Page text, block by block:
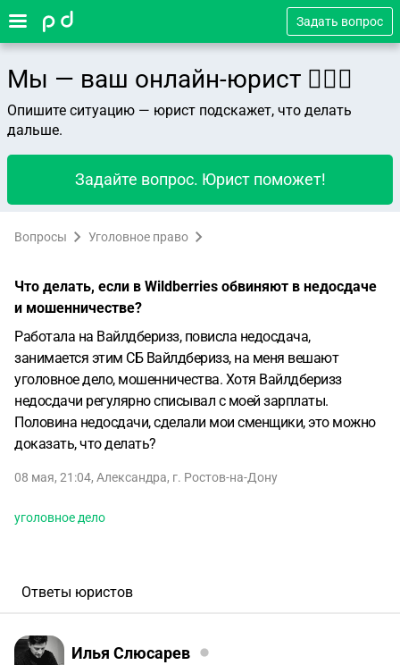
Задать вопрос
Мы — ваш онлайн-юрист 👨🏻‍⚖️
Опишите ситуацию — юрист подскажет, что делать
дальше.
Задайте вопрос. Юрист поможет!
Вопросы Уголовное право
Что делать, если в Wildberries обвиняют в недосдаче
и мошенничестве?
Работала на Вайлдберизз, повисла недосдача,
занимается этим СБ Вайлдберизз, на меня вешают
уголовное дело, мошенничества. Хотя Вайлдберизз
недосдачи регулярно списывал с моей зарплаты.
Половина недосдачи, сделали мои сменщики, это можно
доказать, что делать?
08 мая, 21:04, Александра, г. Ростов-на-Дону
уголовное дело
Ответы юристов
Илья Слюсарев